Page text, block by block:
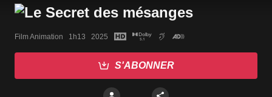
Film Animation   1h13   2025
S'ABONNER